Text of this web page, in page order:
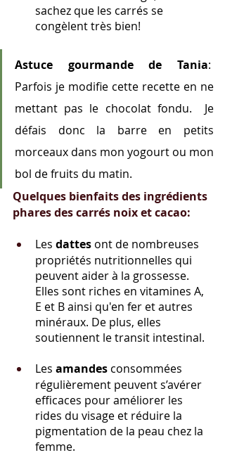
sachez que les carrés se
congèlent très bien!
Astuce gourmande de Tania:
Parfois je modifie cette recette en ne
mettant pas le chocolat fondu.  Je
défais donc la barre en petits
morceaux dans mon yogourt ou mon
bol de fruits du matin.
Quelques bienfaits des ingrédients
phares des carrés noix et cacao:
Les dattes ont de nombreuses
propriétés nutritionnelles qui
peuvent aider à la grossesse.
Elles sont riches en vitamines A,
E et B ainsi qu'en fer et autres
minéraux. De plus, elles
soutiennent le transit intestinal.
Les amandes consommées
régulièrement peuvent s’avérer
efficaces pour améliorer les
rides du visage et réduire la
pigmentation de la peau chez la
femme.